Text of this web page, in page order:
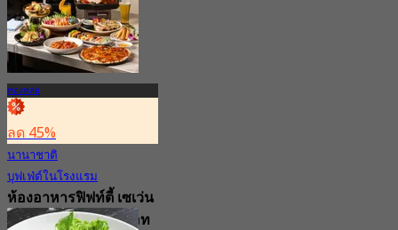
ทองหล่อ
ลด 45%
นานาชาติ
บุฟเฟ่ต์ในโรงแรม
ห้องอาหารฟิฟท์ตี้ เซเว่น
สตรีท โรงแรมแมริออท